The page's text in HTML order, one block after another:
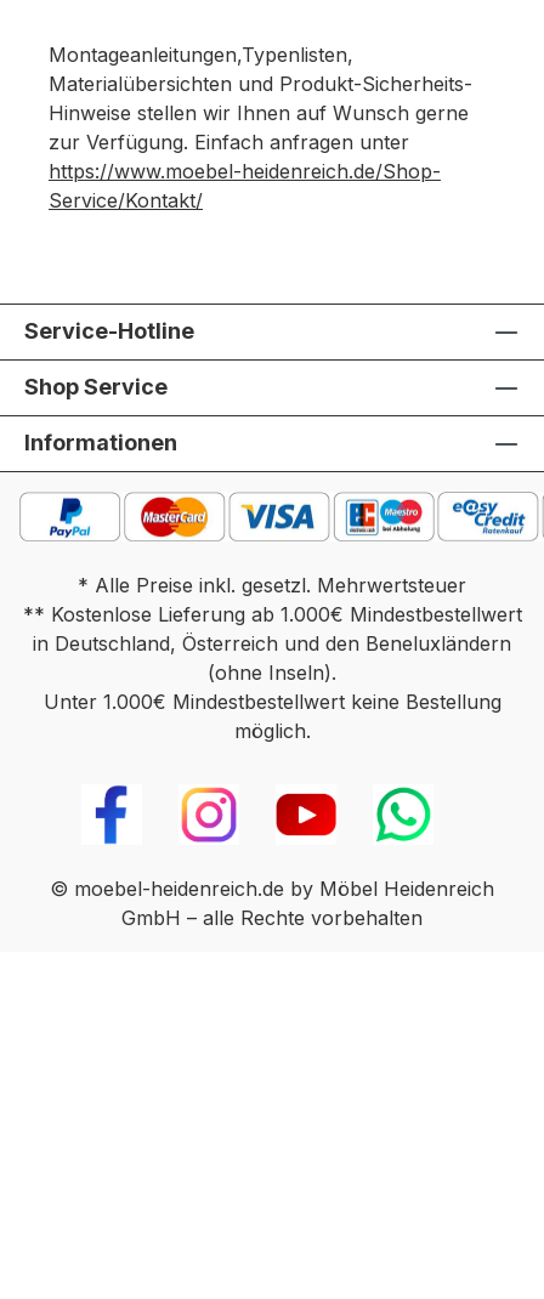
Montageanleitungen,Typenlisten,
Materialübersichten und Produkt-Sicherheits-
Hinweise stellen wir Ihnen auf Wunsch gerne
zur Verfügung. Einfach anfragen unter
https://www.moebel-heidenreich.de/Shop-
Service/Kontakt/
Service-Hotline
Shop Service
Informationen
* Alle Preise inkl. gesetzl. Mehrwertsteuer
** Kostenlose Lieferung ab 1.000€ Mindestbestellwert
in Deutschland, Österreich und den Beneluxländern
(ohne Inseln).
Unter 1.000€ Mindestbestellwert keine Bestellung
möglich.
© moebel-heidenreich.de by Möbel Heidenreich
GmbH – alle Rechte vorbehalten